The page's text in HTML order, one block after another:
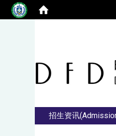
招生资讯